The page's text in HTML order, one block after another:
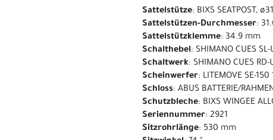
Sattelstütze: BIXS SEATPOST,
Sattelstützen-Durchmesser:
Sattelstützklemme: 34.9 mm
Schalthebel: SHIMANO CUES
Schaltwerk: SHIMANO CUES
Scheinwerfer: LITEMOVE SE-150
Schloss: ABUS BATTERIE/
Schutzbleche: BIXS WINGEE
Seriennummer: 2921
Sitzrohrlänge: 530 mm